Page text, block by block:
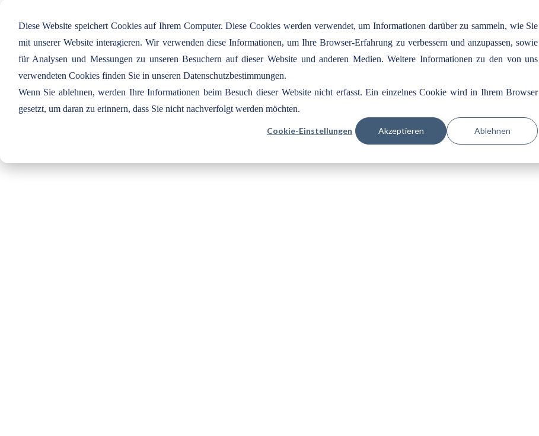
Diese Website speichert Cookies auf Ihrem Computer. Diese Cookies werden verwendet, um Informationen darüber zu sammeln, wie Sie
mit unserer Website interagieren. Wir verwenden diese Informationen, um Ihre Browser-Erfahrung zu verbessern und anzupassen, sowie
für Analysen und Messungen zu unseren Besuchern auf dieser Website und anderen Medien. Weitere Informationen zu den von uns
verwendeten Cookies finden Sie in unseren Datenschutzbestimmungen.
Wenn Sie ablehnen, werden Ihre Informationen beim Besuch dieser Website nicht erfasst. Ein einzelnes Cookie wird in Ihrem Browser
gesetzt, um daran zu erinnern, dass Sie nicht nachverfolgt werden möchten.
Cookie-Einstellungen Akzeptieren Ablehnen
121 | Pistache